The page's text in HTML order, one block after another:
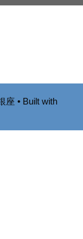
座 • Built with